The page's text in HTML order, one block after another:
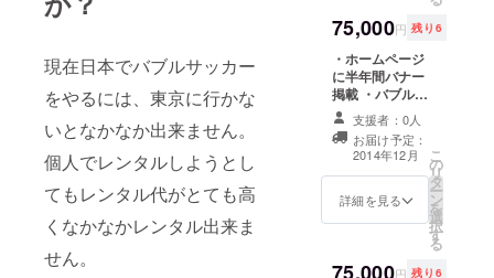
現在日本でバブルサッカー
をやるには、東京に行かな
いとなかなか出来ません。
個人でレンタルしようとし
てもレンタル代がとても高
くなかなかレンタル出来ま
せん。
者」として名前
掲載（記事3回）
75,000円 残り6
・ホームページ
に半年間バナー
掲載 ・バブル
サッカーチーム
参加券2枚（愛知
県開催のためプ
レゼント可） ・
オリジナルボー
ルペン20本 ・お
カー写真データ
支援者：0人
お届け予定：
2014年12月
詳細を見る
こ
の
リ
タ
ー
ン
を
選
択
す
る
円 残り6